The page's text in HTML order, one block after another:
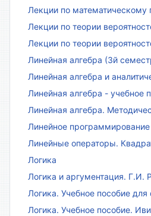
Лекции по
Лекции по теории
Лекции по теории
Линейная алгебра (3й
Линейная алгебра и
Линейная алгебра - учебное
Линейная алгебра.
Линейное программирование
Линейные операторы.
Логика
Логика и аргументация. Г.И.
Логика. Учебное пособие для
Логика. Учебное пособие.